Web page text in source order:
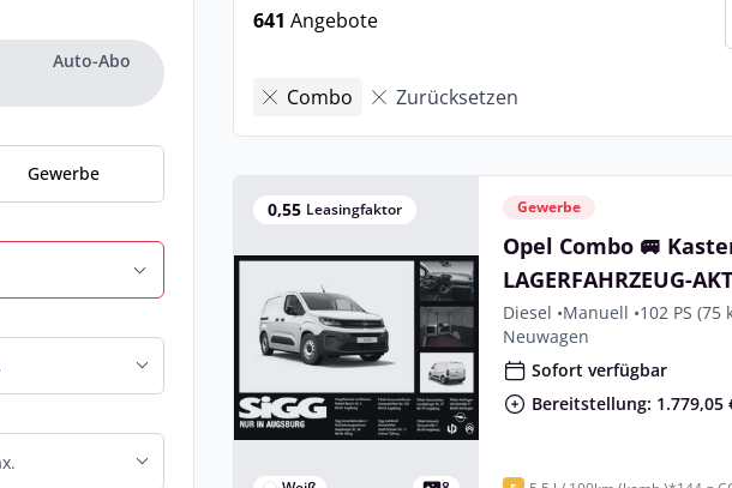
Auto-Abo
Gewerbe
641 Angebote
Combo Zurücksetzen
0,55 Leasingfaktor Gewerbe
Opel Combo 🚐
LAGERFAHRZEUG-
Diesel •Manuell •102 PS (75
Neuwagen
Sofort verfügbar
Bereitstellung: 1.779,05